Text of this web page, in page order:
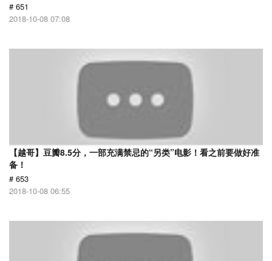
# 651
2018-10-08 07:08
【越哥】豆瓣8.5分，一部充满禁忌的“另类”电影！看之前要做好准
备！
# 653
2018-10-08 06:55